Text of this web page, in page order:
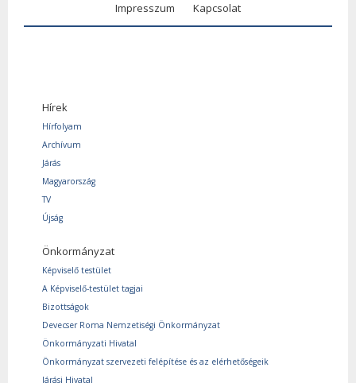
Impresszum
Kapcsolat
Hírek
Hírfolyam
Archívum
Járás
Magyarország
TV
Újság
Önkormányzat
Képviselő testület
A Képviselő-testület tagjai
Bizottságok
Devecser Roma Nemzetiségi Önkormányzat
Önkormányzati Hivatal
Önkormányzat szervezeti felépítése és az elérhetőségeik
Járási Hivatal